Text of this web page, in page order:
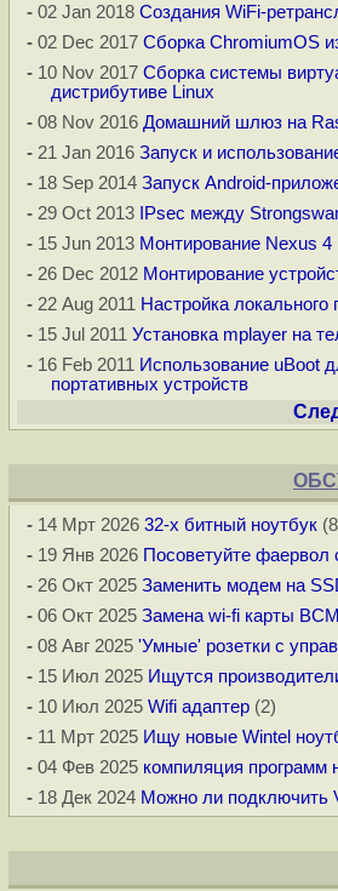
-02 Jan 2018 Создания WiFi-
-02 Dec 2017 Сборка ChromiumOS
-10 Nov 2017 Сборка системы
дистрибутиве Linux
-08 Nov 2016 Домашний шлюз на
-21 Jan 2016 Запуск и
-18 Sep 2014 Запуск Android-
-29 Oct 2013
IPsec между
-15 Jun 2013 Монтирование Nexus 4
-26 Dec 2012 Монтирование
-22 Aug 2011
Настройка
-15 Jul 2011 Установка mplayer на
-16 Feb 2011
Использование uBoot
портативных устройств
-14 Мрт 2026 32-х битный ноутбук
-19 Янв 2026 Посоветуйте фаервол
-26 Окт 2025 Заменить модем на
-06 Окт 2025 Замена wi-fi карты
-08 Авг 2025 'Умные' розетки с
-15 Июл 2025 Ищутся
-10 Июл 2025 Wifi адаптер (2)
-11 Мрт 2025 Ищу новые Wintel
-04 Фев 2025 компиляция программ
-18 Дек 2024 Можно ли подключить